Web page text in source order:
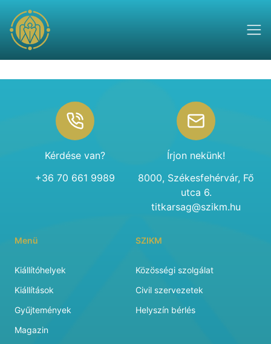
Kérdése van?
+36 70 661 9989
Írjon nekünk!
8000, Székesfehérvár, Fő
utca 6.
titkarsag@szikm.hu
Menü
Kiállítóhelyek
Kiállítások
Gyűjtemények
Magazin
SZIKM
Közösségi szolgálat
Civil szervezetek
Helyszín bérlés